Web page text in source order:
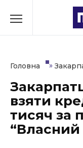
до
Культура
Освіта
Головна »
взяти
тисяч за
“Власний